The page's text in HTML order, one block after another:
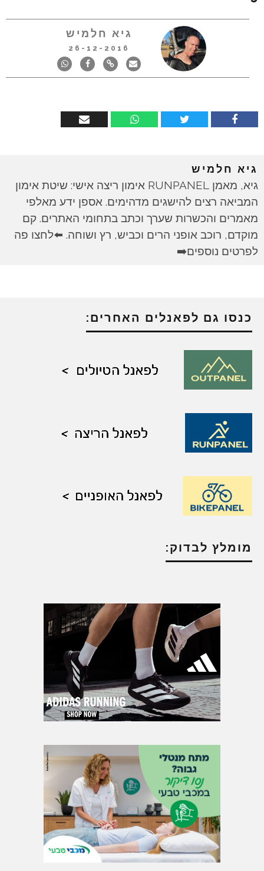
גיא חלמיש
26-12-2016
גיא חלמיש
גיא, מאמן RUNPANEL אימון ריצה אישי: שיטת אימון
המביאה רצים להישגים מדהימים. אספן ידע מאלפי
מאמרים והכשרות שערך וכתב בתחומי האתרים. קם
מוקדם, רוכב אופני הרים וכביש, רץ ושוחה. ⬅️לחצו פה
לפרטים נוספים➡️
כנסו גם לפאנלים האחרים:
מומלץ לבדוק: